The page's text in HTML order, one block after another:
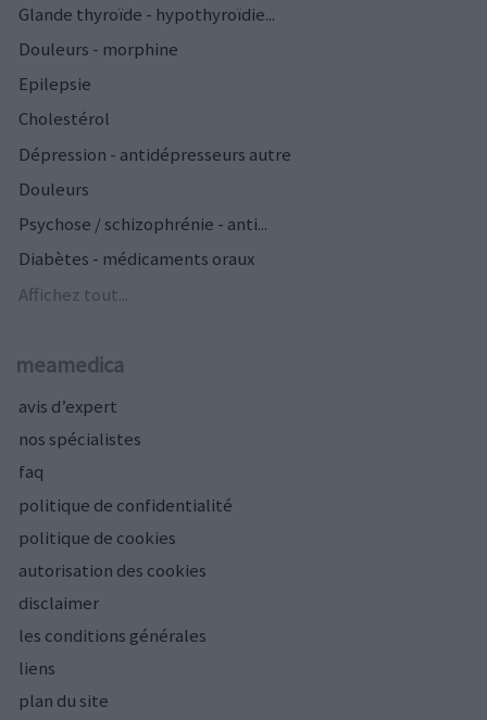
Glande thyroïde - hypothyroïdie...
Douleurs - morphine
Epilepsie
Cholestérol
Dépression - antidépresseurs autre
Douleurs
Psychose / schizophrénie - anti...
Diabètes - médicaments oraux
Affichez tout...
meamedica
avis d’expert
nos spécialistes
faq
politique de confidentialité
politique de cookies
autorisation des cookies
disclaimer
les conditions générales
liens
plan du site